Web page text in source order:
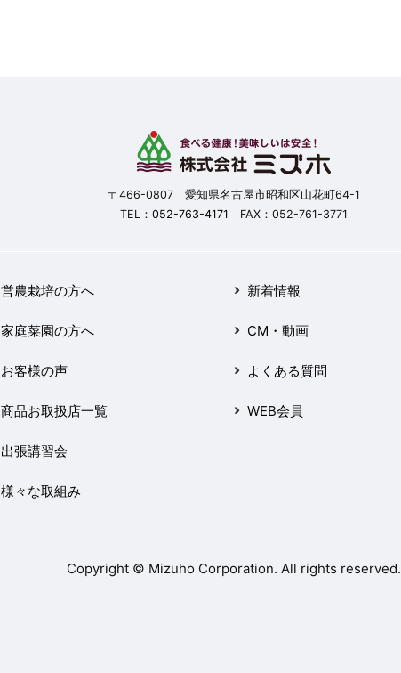
〒466-0807 愛知県名古屋市昭和区山花町64-1
TEL： 052-763-4171 FAX：052-761-3771
営農栽培の方へ
家庭菜園の方へ
お客様の声
商品お取扱店一覧
出張講習会
様々な取組み
新着情報
CM・動画
よくある質問
WEB会員
Copyright © Mizuho Corporation. All rights reserved.